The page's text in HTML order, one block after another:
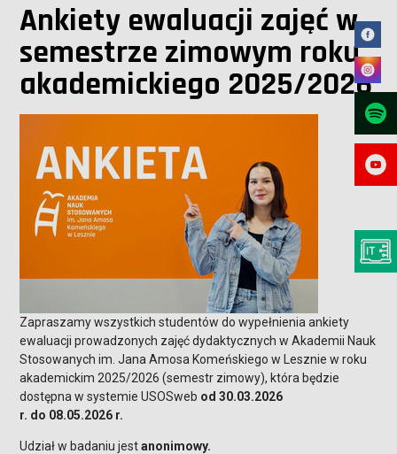
Ankiety ewaluacji zajęć w
semestrze zimowym roku
akademickiego 2025/2026
Zapraszamy wszystkich studentów do wypełnienia ankiety
ewaluacji prowadzonych zajęć dydaktycznych w Akademii Nauk
Stosowanych im. Jana Amosa Komeńskiego w Lesznie w roku
akademickim 2025/2026 (semestr zimowy), która będzie
dostępna w systemie USOSweb od 30.03.2026
r. do 08.05.2026 r.
Udział w badaniu jestanonimowy.